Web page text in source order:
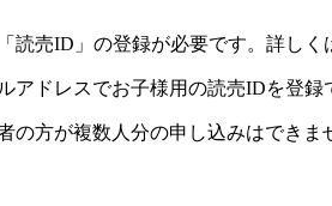
読売ID」の登録が必要です。詳しく
ドレスでお子様用の読売IDを登録
方が複数人分の申し込みはでき